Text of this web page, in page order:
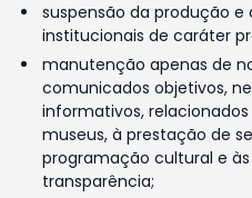
suspensão da produção
institucionais de caráter
manutenção apenas de
comunicados objetivos,
informativos,
museus, à prestação de
programação cultural e
transparência;